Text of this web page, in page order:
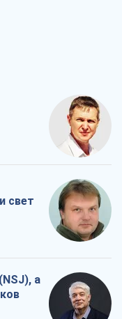
свет
а